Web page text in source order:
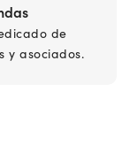
de
y asociados.